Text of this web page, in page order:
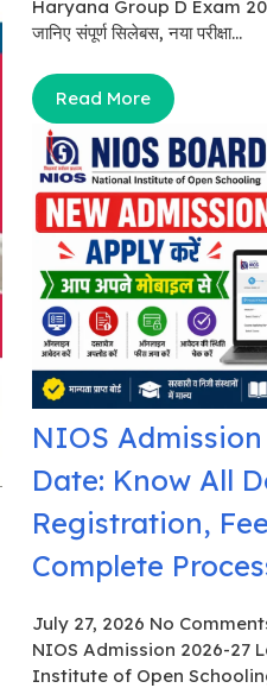
Haryana Group D Exam
जानिए संपूर्ण सिलेबस, नया परीक्षा...
Read More
NIOS
Date: Know All
Registration,
Complete
July 27, 2026 No
NIOS Admission 2026-27
Institute of Open